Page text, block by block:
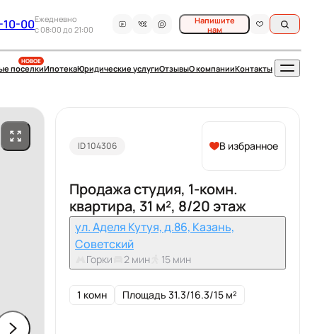
10-00Ежедневно
c 08:00 до 21:00
Напишите
нам
НОВОЕ
поселкиИпотекаЮридические услугиОтзывыО компанииКонтакты
ID 104306 В избранное
Продажа студия, 1-комн.
квартира, 31 м², 8/20 этаж
ул. Аделя Кутуя, д.86, Казань,
Советский
Горки 2 мин 15 мин
1 комн Площадь 31.3/16.3/15 м²